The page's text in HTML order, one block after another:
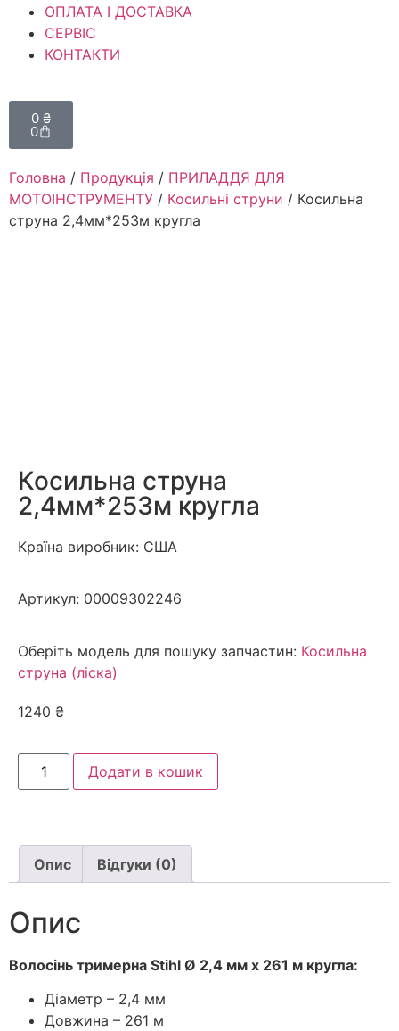
ОПЛАТА І ДОСТАВКА
СЕРВІС
КОНТАКТИ
0 ₴
0
Головна / Продукція / ПРИЛАДДЯ ДЛЯ
МОТОІНСТРУМЕНТУ / Косильні струни / Косильна
струна 2,4мм*253м кругла
Косильна струна
2,4мм*253м кругла
Країна виробник: США
Артикул: 00009302246
Оберіть модель для пошуку запчастин: Косильна
струна (ліска)
1240 ₴
Додати в кошик
Опис Відгуки (0)
Опис
Волосінь тримерна Stihl Ø 2,4 мм x 261 м кругла:
Діаметр – 2,4 мм
Довжина – 261 м